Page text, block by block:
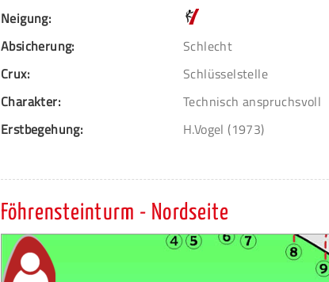
Neigung:
Absicherung:
Schlecht
Crux:
Schlüsselstelle
Charakter:
Technisch anspruchsvoll
Erstbegehung:
H.Vogel (1973)
Föhrensteinturm - Nordseite